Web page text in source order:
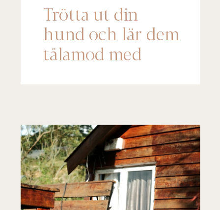
Trötta ut din
hund och lär dem
tålamod med